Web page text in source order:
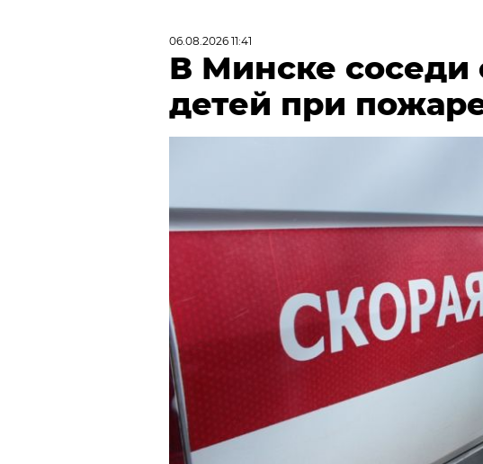
06.08.2026 11:41
В Минске соседи
детей при